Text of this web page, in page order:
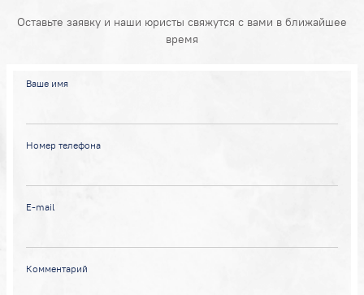
Оставьте заявку и наши юристы свяжутся с вами в ближайшее
время
Ваше имя
Номер телефона
E-mail
Комментарий